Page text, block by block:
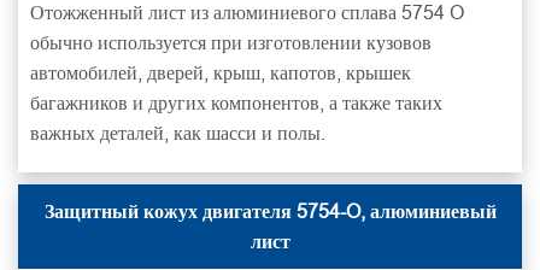
Отожженный лист из алюминиевого сплава 5754 O
обычно используется при изготовлении кузовов
автомобилей, дверей, крыш, капотов, крышек
багажников и других компонентов, а также таких
важных деталей, как шасси и полы.
Защитный кожух двигателя 5754-O, алюминиевый
лист